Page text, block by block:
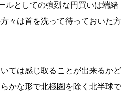
ルとしての強烈な円買いは端緒
々は首を洗って待っておいた方
ては感じ取ることが出来るかど
かな形で北極圏を除く北半球で